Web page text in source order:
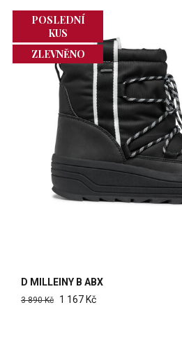
POSLEDNÍ
KUS
ZLEVNĚNO
D MILLEINY B ABX
3 890 Kč 1 167 Kč